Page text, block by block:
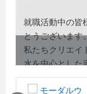
就職活動中の皆
とうございます
私たちクリエイ
水を中心とした
す。